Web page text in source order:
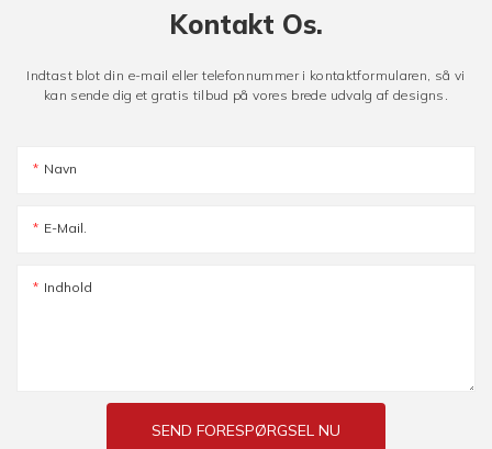
Kontakt Os.
Indtast blot din e-mail eller telefonnummer i kontaktformularen, så vi
kan sende dig et gratis tilbud på vores brede udvalg af designs.
Navn
E-Mail.
Indhold
SEND FORESPØRGSEL NU